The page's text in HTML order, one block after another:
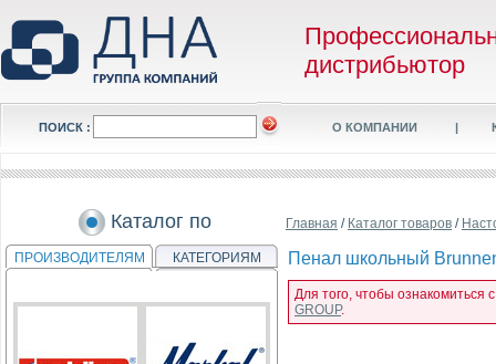
дистрибьютор
ПОИСК : О КОМПАНИИ |
Каталог по
ПРОИЗВОДИТЕЛЯМ КАТЕГОРИЯМ
Главная / Каталог товаров /
Пенал школьный
Для того, чтобы
GROUP.